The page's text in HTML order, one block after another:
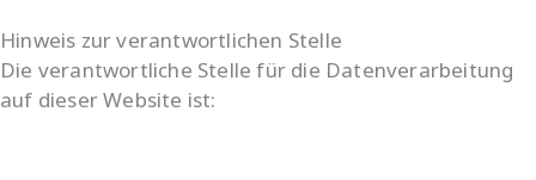
Hinweis zur verantwortlichen Stelle
Die verantwortliche Stelle für die Datenverarbeitung
auf dieser Website ist: